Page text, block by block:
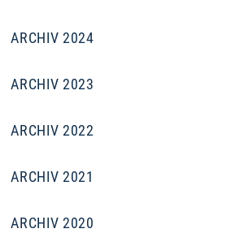
ARCHIV 2024
ARCHIV 2023
ARCHIV 2022
ARCHIV 2021
ARCHIV 2020